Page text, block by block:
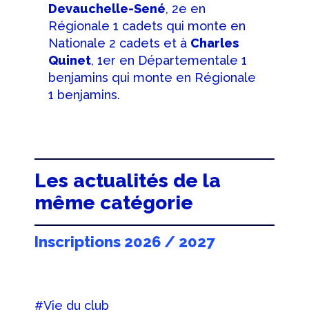
Devauchelle-Sené, 2e en
Régionale 1 cadets qui monte en
Nationale 2 cadets et à Charles
Quinet, 1er en Départementale 1
benjamins qui monte en Régionale
1 benjamins.
Les actualités de la
même catégorie
Inscriptions 2026 / 2027
#Vie du club